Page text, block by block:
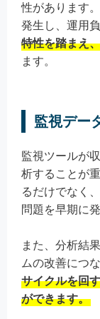
性があります
発生し、運用
特性を踏まえ
ます。
監視デー
監視ツールが
析することが
るだけでなく
問題を早期に
また、分析結
ムの改善につ
サイクルを回
ができます。